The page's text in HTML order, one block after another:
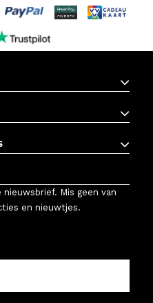
Mis geen van
en nieuwtjes.